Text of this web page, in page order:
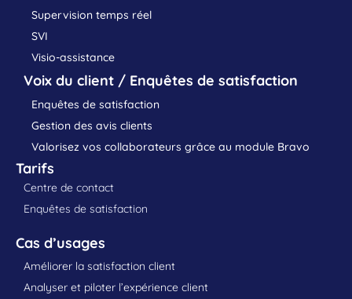
Supervision temps réel
SVI
Visio-assistance
Voix du client / Enquêtes de satisfaction
Enquêtes de satisfaction
Gestion des avis clients
Valorisez vos collaborateurs grâce au module Bravo
Tarifs
Centre de contact
Enquêtes de satisfaction
Cas d’usages
Améliorer la satisfaction client
Analyser et piloter l’expérience client